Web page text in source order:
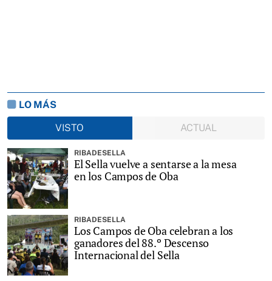
LO MÁS
VISTO
ACTUAL
RIBADESELLA
El Sella vuelve a sentarse a la mesa
en los Campos de Oba
RIBADESELLA
Los Campos de Oba celebran a los
ganadores del 88.º Descenso
Internacional del Sella